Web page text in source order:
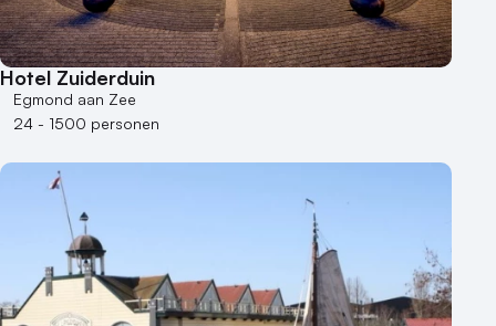
Hotel Zuiderduin
Egmond aan Zee
24 - 1500 personen